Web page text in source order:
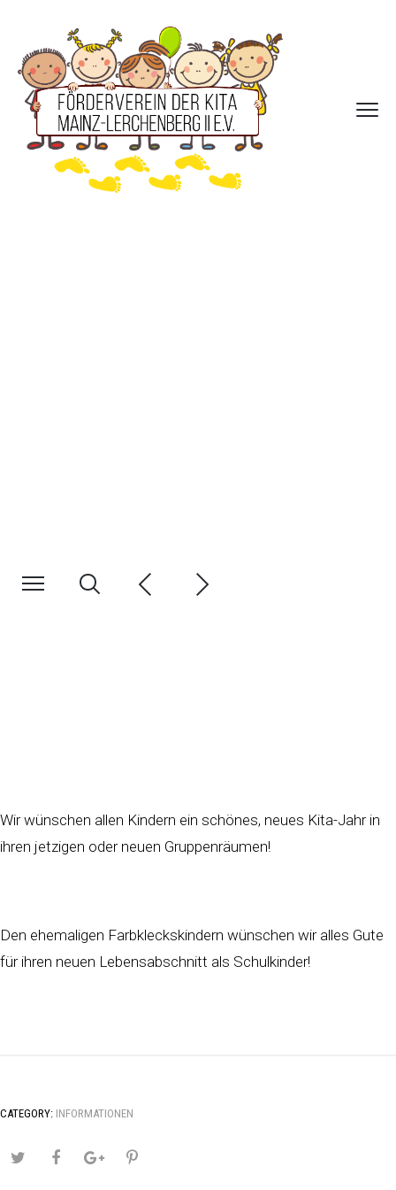
Wir wünschen allen Kindern ein schönes, neues Kita-Jahr in
ihren jetzigen oder neuen Gruppenräumen!
Den ehemaligen Farbkleckskindern wünschen wir alles Gute
für ihren neuen Lebensabschnitt als Schulkinder!
CATEGORY: INFORMATIONEN